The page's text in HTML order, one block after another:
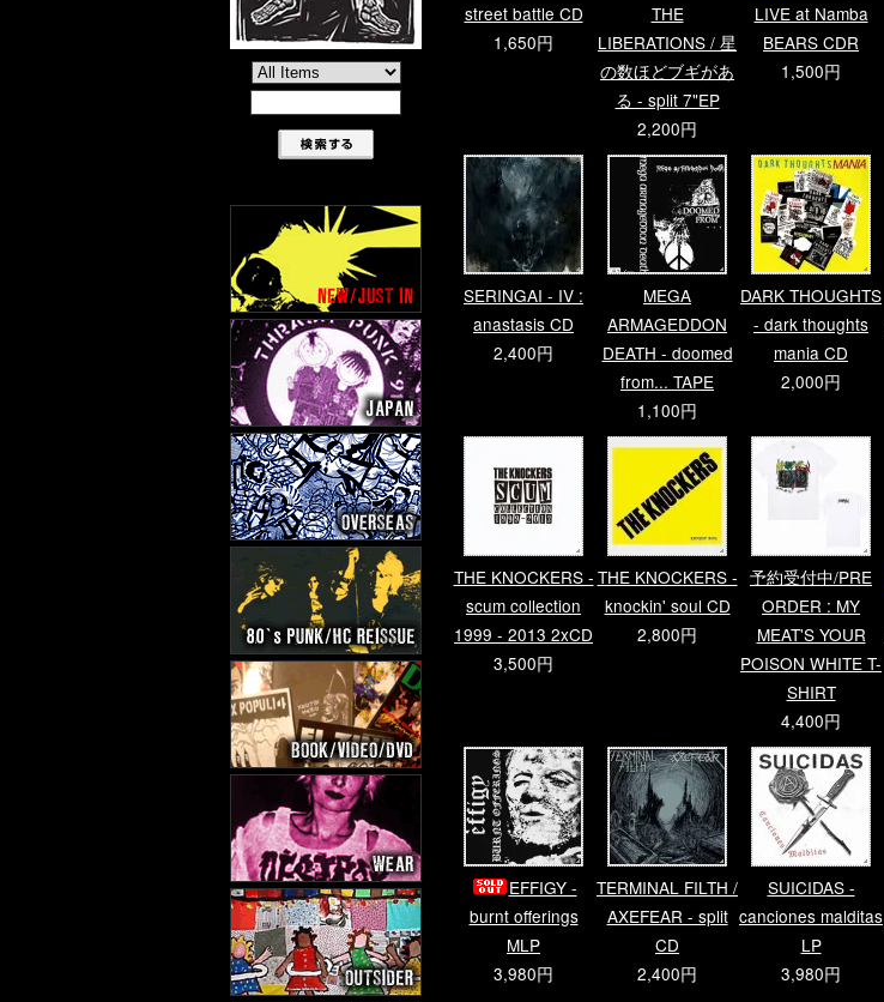
street battle CD
1,650円
THE
LIBERATIONS / 星
の数ほどブギがあ
る - split 7"EP
2,200円
LIVE at Namba
BEARS CDR
1,500円
SERINGAI - IV :
anastasis CD
2,400円
MEGA
ARMAGEDDON
DEATH - doomed
from... TAPE
1,100円
DARK THOUGHTS
- dark thoughts
mania CD
2,000円
THE KNOCKERS -
scum collection
1999 - 2013 2xCD
3,500円
THE KNOCKERS -
knockin' soul CD
2,800円
予約受付中/PRE
ORDER : MY
MEAT'S YOUR
POISON WHITE T-
SHIRT
4,400円
EFFIGY -
burnt offerings
MLP
3,980円
TERMINAL FILTH /
AXEFEAR - split
CD
2,400円
SUICIDAS -
canciones malditas
LP
3,980円